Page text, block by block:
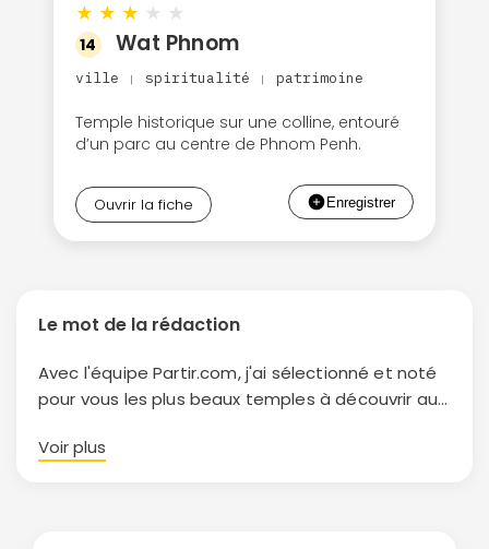
★ ★ ★ ★ ★
14 Wat Phnom
ville | spiritualité | patrimoine
Temple historique sur une colline, entouré
d’un parc au centre de Phnom Penh.
Ouvrir la fiche
Le mot de la rédaction
Avec l'équipe Partir.com, j'ai sélectionné et noté
pour vous les plus beaux temples à découvrir au
Voir plus